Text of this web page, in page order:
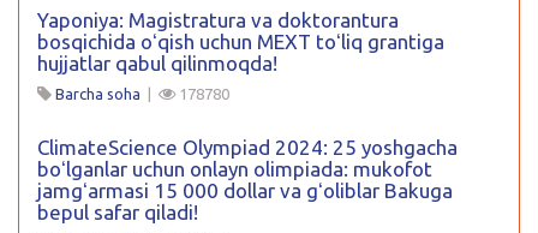
Yaponiya: Magistratura va doktorantura
bosqichida oʻqish uchun MEXT toʻliq grantiga
hujjatlar qabul qilinmoqda!
Barcha soha 178780
ClimateScience Olympiad 2024: 25 yoshgacha
boʻlganlar uchun onlayn olimpiada: mukofot
jamgʻarmasi 15 000 dollar va gʻoliblar Bakuga
bepul safar qiladi!